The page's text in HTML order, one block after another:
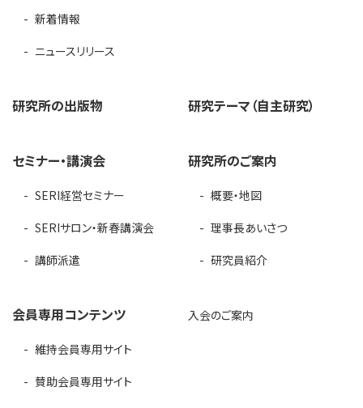
新着情報
ニュースリリース
研究所の出版物 研究テーマ（自主研究）
セミナー・講演会
SERI経営セミナー
SERIサロン・新春講演会
講師派遣
研究所のご案内
概要・地図
理事長あいさつ
研究員紹介
会員専用コンテンツ
維持会員専用サイト
賛助会員専用サイト
入会のご案内